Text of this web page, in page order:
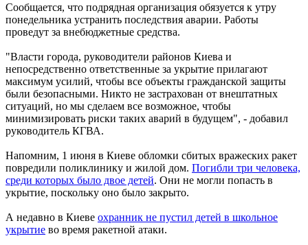
Сообщается, что подрядная организация обязуется к утру
понедельника устранить последствия аварии. Работы
проведут за внебюджетные средства.
"Власти города, руководители районов Киева и
непосредственно ответственные за укрытие прилагают
максимум усилий, чтобы все объекты гражданской защиты
были безопасными. Никто не застрахован от внештатных
ситуаций, но мы сделаем все возможное, чтобы
минимизировать риски таких аварий в будущем", - добавил
руководитель КГВА.
Напомним, 1 июня в Киеве обломки сбитых вражеских ракет
повредили поликлинику и жилой дом. Погибли три человека,
среди которых было двое детей. Они не могли попасть в
укрытие, поскольку оно было закрыто.
А недавно в Киеве охранник не пустил детей в школьное
укрытие во время ракетной атаки.